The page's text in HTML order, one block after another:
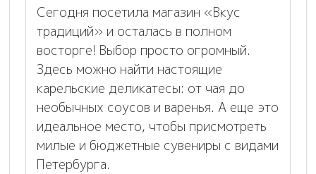
Сегодня посетила магазин «Вкус
традиций» и осталась в полном
восторге! Выбор просто огромный.
Здесь можно найти настоящие
карельские деликатесы: от чая до
необычных соусов и варенья. А еще это
идеальное место, чтобы присмотреть
милые и бюджетные сувениры с видами
Петербурга.